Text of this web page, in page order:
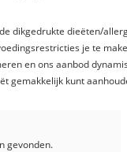
dikgedrukte dieëten/
je te
en ons aanbod
gemakkelijk kunt
gevonden.